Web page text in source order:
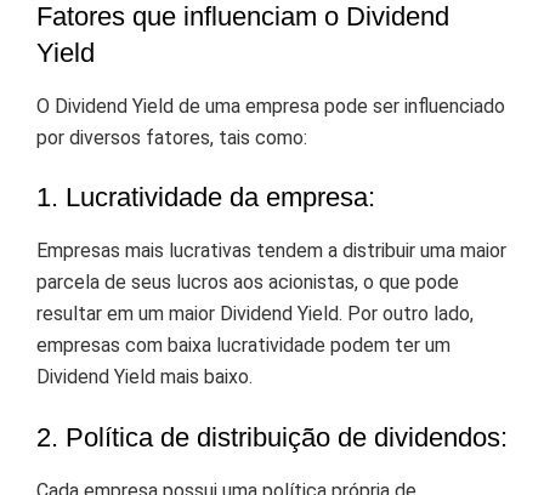
Fatores que influenciam o Dividend
Yield
O Dividend Yield de uma empresa pode ser influenciado
por diversos fatores, tais como:
1. Lucratividade da empresa:
Empresas mais lucrativas tendem a distribuir uma maior
parcela de seus lucros aos acionistas, o que pode
resultar em um maior Dividend Yield. Por outro lado,
empresas com baixa lucratividade podem ter um
Dividend Yield mais baixo.
2. Política de distribuição de dividendos: